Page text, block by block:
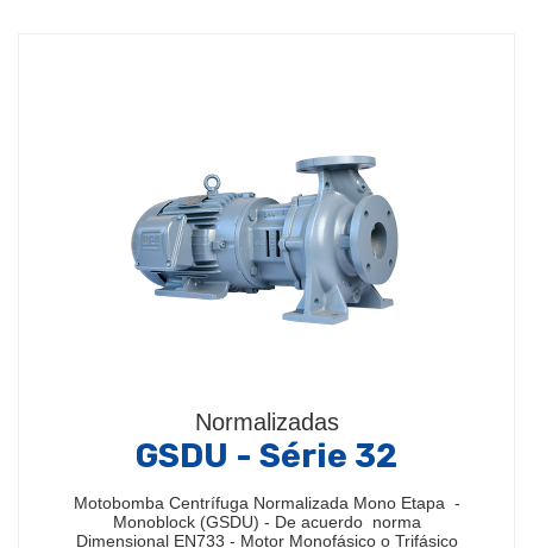
Normalizadas
GSDU - Série 32
Motobomba Centrífuga Normalizada Mono Etapa -
Monoblock (GSDU) - De acuerdo norma
Dimensional EN733 - Motor Monofásico o Trifásico